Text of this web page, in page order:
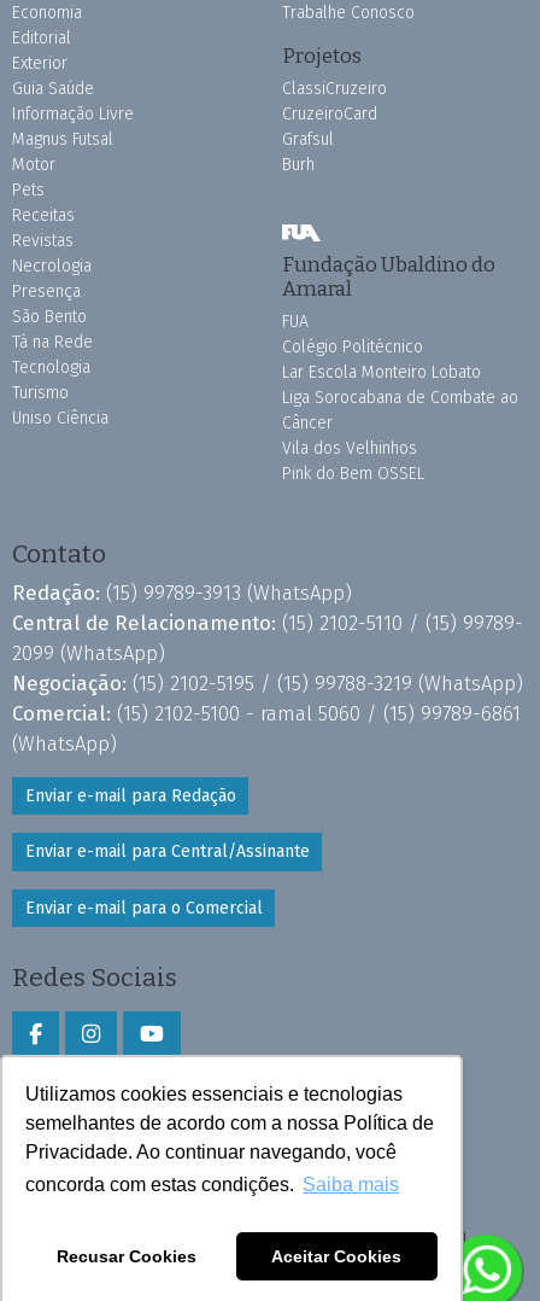
Utilizamos cookies essenciais e tecnologias
semelhantes de acordo com a nossa Política de
Privacidade. Ao continuar navegando, você
concorda com estas condições. Saiba mais
Recusar Cookies Aceitar Cookies
Economia
Editorial
Exterior
Guia Saúde
Informação Livre
Magnus Futsal
Motor
Pets
Receitas
Revistas
Necrologia
Presença
São Bento
Tá na Rede
Tecnologia
Turismo
Uniso Ciência
Trabalhe Conosco
Projetos
ClassiCruzeiro
CruzeiroCard
Grafsul
Burh
Fundação Ubaldino do
Amaral
FUA
Colégio Politécnico
Lar Escola Monteiro Lobato
Liga Sorocabana de Combate ao
Câncer
Vila dos Velhinhos
Pink do Bem OSSEL
Contato
Redação: (15) 99789-3913 (WhatsApp)
Central de Relacionamento: (15) 2102-5110 / (15) 99789-
2099 (WhatsApp)
Negociação: (15) 2102-5195 / (15) 99788-3219 (WhatsApp)
Comercial: (15) 2102-5100 - ramal 5060 / (15) 99789-6861
(WhatsApp)
Enviar e-mail para Redação
Enviar e-mail para Central/Assinante
Enviar e-mail para o Comercial
Redes Sociais
Faça download do aplicativo
Play Store e App Store
Todos os direitos reservados © 2026 Cruzeiro do Sul